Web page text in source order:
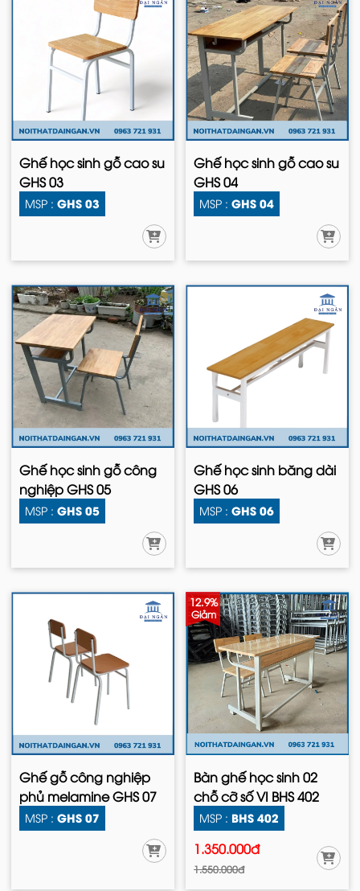
Ghế học sinh gỗ cao su
GHS 03
MSP : GHS 03
Ghế học sinh gỗ cao su
GHS 04
MSP : GHS 04
Ghế học sinh gỗ công
nghiệp GHS 05
MSP : GHS 05
Ghế học sinh băng dài
GHS 06
MSP : GHS 06
Ghế gỗ công nghiệp
phủ melamine GHS 07
MSP : GHS 07
12.9%
Giảm
Bàn ghế học sinh 02
chỗ cỡ số VI BHS 402
MSP : BHS 402
1.350.000đ
1.550.000đ